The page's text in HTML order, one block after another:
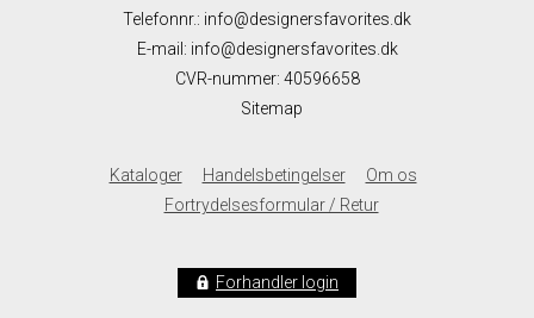
Telefonnr.: info@designersfavorites.dk
E-mail : info@designersfavorites.dk
CVR-nummer: 40596658
Sitemap
Kataloger Handelsbetingelser
Om os
Fortrydelsesformular / Retur
Forhandler login